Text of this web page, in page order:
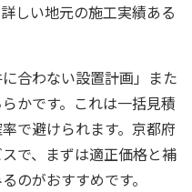
しい地元の施工実績ある
合わない設置計画」また
かです。これは一括見積
で避けられます。京都府
で、まずは適正価格と補
のがおすすめです。